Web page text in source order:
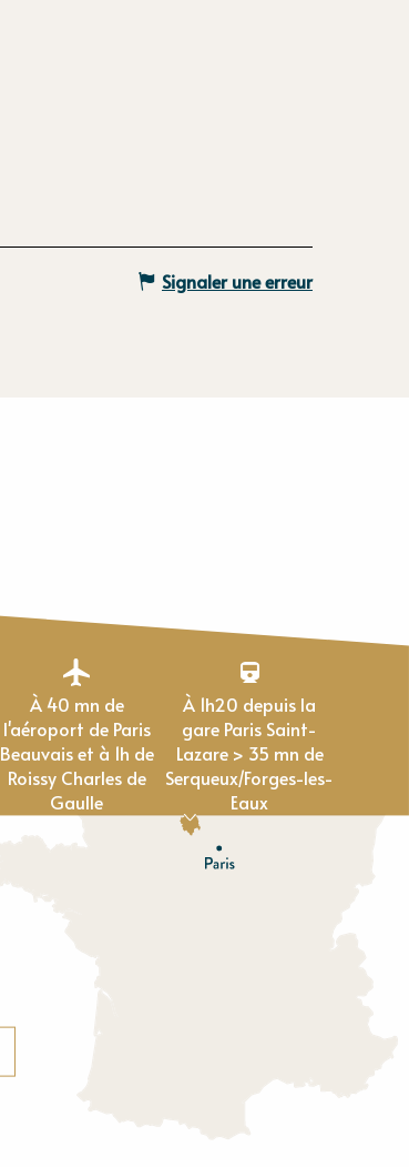
Signaler une erreur
À 40 mn de
l'aéroport de Paris
Beauvais et à 1h de
Roissy Charles de
Gaulle
À 1h20 depuis la
gare Paris Saint-
Lazare > 35 mn de
Serqueux/Forges-les-
Eaux